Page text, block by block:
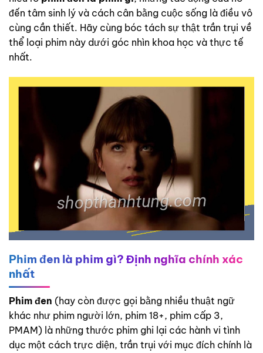
đến tâm sinh lý và cách cân bằng cuộc sống là điều vô
cùng cần thiết. Hãy cùng bóc tách sự thật trần trụi về
thể loại phim này dưới góc nhìn khoa học và thực tế
nhất.
Phim đen là phim gì? Định nghĩa chính xác
nhất
Phim đen (hay còn được gọi bằng nhiều thuật ngữ
khác như phim người lớn, phim 18+, phim cấp 3,
PMAM) là những thước phim ghi lại các hành vi tình
dục một cách trực diện, trần trụi với mục đích chính là